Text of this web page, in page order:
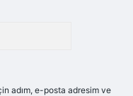
adım, e-posta adresim ve